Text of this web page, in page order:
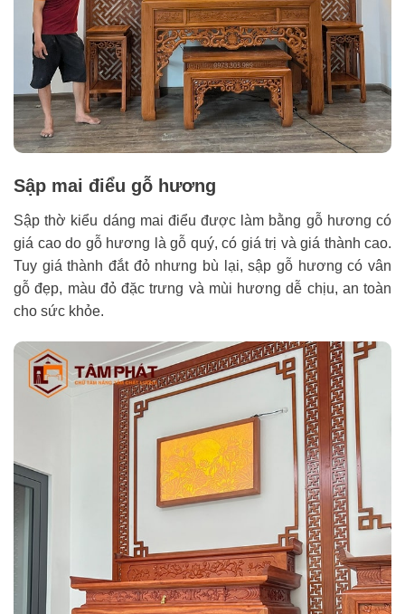
Sập mai điểu gỗ hương
Sập thờ kiểu dáng mai điểu được làm bằng gỗ hương có
giá cao do gỗ hương là gỗ quý, có giá trị và giá thành cao.
Tuy giá thành đắt đỏ nhưng bù lại, sập gỗ hương có vân
gỗ đẹp, màu đỏ đặc trưng và mùi hương dễ chịu, an toàn
cho sức khỏe.